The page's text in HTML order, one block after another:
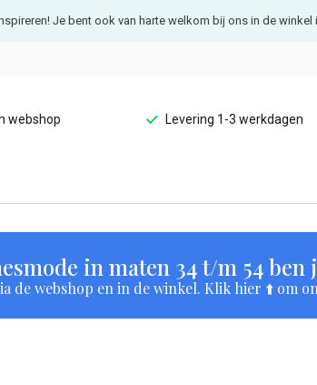
Je bent ook van harte welkom bij ons in de winkel
webshop Levering 1-3 werkdagen
in maten 34 t/m 54
de webshop en in de winkel. Klik hier ⬆️ om